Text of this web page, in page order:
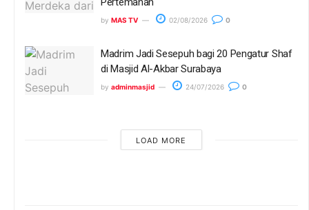
by MAS TV 02/08/2026 0
Madrim Jadi Sesepuh bagi 20 Pengatur Shaf
di Masjid Al-Akbar Surabaya
by adminmasjid 24/07/2026 0
LOAD MORE